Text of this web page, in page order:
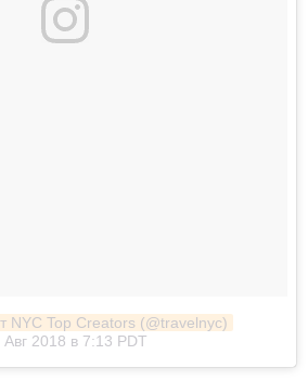
NYC Top Creators (@travelnyc)
Авг 2018 в 7:13 PDT